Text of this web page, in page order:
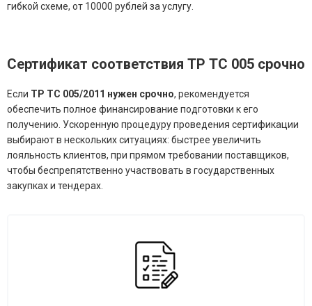
гибкой схеме, от 10000 рублей за услугу.
Сертификат соответствия ТР ТС 005 срочно
Если ТР ТС 005/2011 нужен срочно, рекомендуется
обеспечить полное финансирование подготовки к его
получению. Ускоренную процедуру проведения сертификации
выбирают в нескольких ситуациях: быстрее увеличить
лояльность клиентов, при прямом требовании поставщиков,
чтобы беспрепятственно участвовать в государственных
закупках и тендерах.